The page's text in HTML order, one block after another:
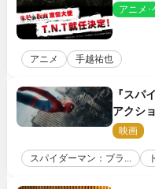
アニメ･
アニメ 手越祐也
『スパ
アクシ
映画
スパイダーマン：ブラ...